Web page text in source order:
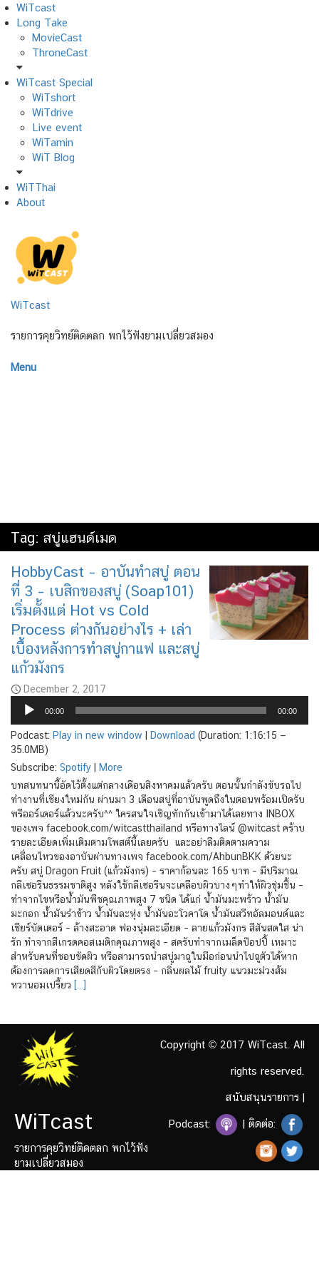
Skip
to
content
WiTcast
Long Take
MovieCast
ThroneCast
WiTcast Special
WiTshort
WiTdrive
Live event
WiTamin
WiT Blog
WiTThai
About
WiTcast
รายการคุยวิทย์ติดตลก พกไว้ฟังยามเปลี่ยวสมอง
Menu
Tag: สบู่แฮนด์เมด
HobbyCast – อาบันทำสบู่ ตอน
ที่ 3 – เบสิกของสบู่ (Soap101)
เริ่มตั้งแต่ Hot vs Cold
Process ต่างกันอย่างไร + เล่า
เบื้องหลังการทำสบู่กาแฟ และสบู่
แก้วมังกร
December 2, 2017
Audio
Player
00:00 00:00
Podcast: Play in new window | Download (Duration: 1:16:15 —
35.0MB)
Subscribe: Spotify | More
บทสนทนานี้อัดไว้ตั้งแต่กลางเดือนสิงหาคมแล้วครับ ตอนนั้นกำลังขับรถไป
ทำงานที่เชียงใหม่กัน ผ่านมา 3 เดือนสบู่ที่อาบันพูดถึงในตอนพร้อมเปิดรับ
พรีออร์เดอร์แล้วนะครับ^^ ใครสนใจเชิญทักกันเข้ามาได้เลยทาง INBOX
ของเพจ facebook.com/witcastthailand หรือทางไลน์ @witcast คร้าบ
รายละเอียดเพิ่มเติมตามโพสต์นี้เลยครับ และอย่าลืมติดตามความ
เคลื่อนไหวของอาบันผ่านทางเพจ facebook.com/AhbunBKK ด้วยนะ
ครับ สบู่ Dragon Fruit (แก้วมังกร) – ราคาก้อนละ 165 บาท – มีปริมาณ
กลีเซอรีนธรรมชาติสูง หลังใช้กลีเซอรีนจะเคลือบผิวบางๆทำให้ผิวชุ่มชื้น –
ทำจากไขหรือน้ำมันพืชคุณภาพสูง 7 ชนิด ได้แก่ น้ำมันมะพร้าว น้ำมัน
มะกอก น้ำมันรำข้าว น้ำมันละหุ่ง น้ำมันอะโวคาโด น้ำมันสวีทอัลมอนด์และ
เชียร์บัตเตอร์ – ล้างสะอาด ฟองนุ่มละเอียด – ลายแก้วมังกร สีสันสดใส น่า
รัก ทำจากสีเกรดคอสเมติกคุณภาพสูง – สครับทำจากเมล็ดป๊อปปี้ เหมาะ
สำหรับคนที่ชอบขัดผิว หรือสามารถนำสบู่มาถูในมือก่อนนำไปถูตัวได้หาก
ต้องการลดการเสียดสีกับผิวโดยตรง – กลิ่นผลไม้ fruity แนวมะม่วงส้ม
หวานอมเปรี้ยว […]
WiTcast
รายการคุยวิทย์ติดตลก พกไว้ฟัง
ยามเปลี่ยวสมอง
Copyright © 2017 WiTcast. All
rights reserved.
สนับสนุนรายการ |
Podcast: | ติดต่อ: